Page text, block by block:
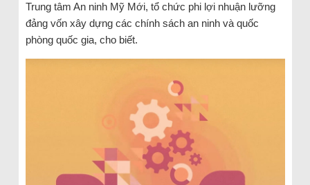
Trung tâm An ninh Mỹ Mới, tổ chức phi lợi nhuận lưỡng
đảng vốn xây dựng các chính sách an ninh và quốc
phòng quốc gia, cho biết.